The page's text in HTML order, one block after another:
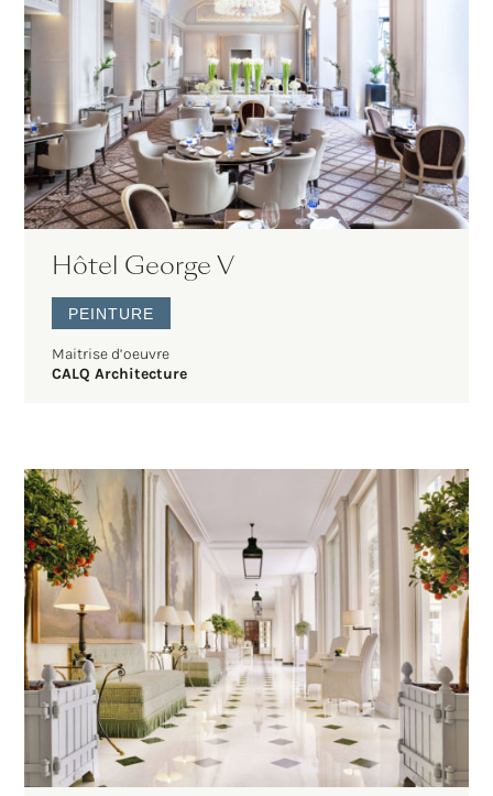
Hôtel George V
PEINTURE
Maitrise d’oeuvre
CALQ Architecture